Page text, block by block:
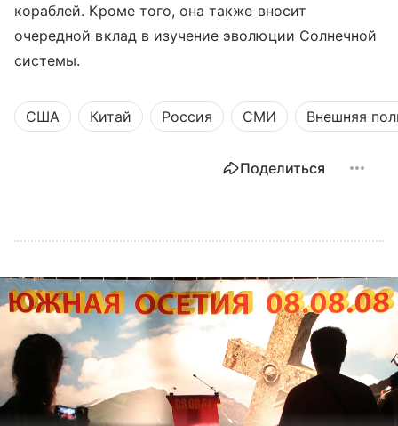
кораблей. Кроме того, она также вносит
очередной вклад в изучение эволюции Солнечной
системы.
США Китай Россия СМИ Внешняя
Поделиться